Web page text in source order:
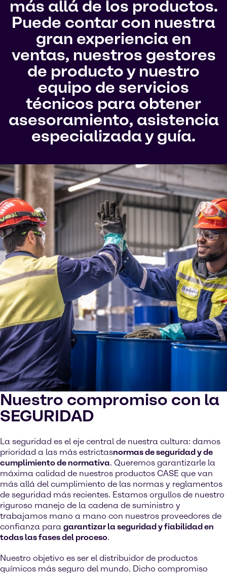
más allá de los productos.
Puede contar con nuestra
gran experiencia en
ventas, nuestros gestores
de producto y nuestro
equipo de servicios
técnicos para obtener
asesoramiento, asistencia
especializada y guía.
Nuestro compromiso con la
SEGURIDAD
La seguridad es el eje central de nuestra cultura: damos
prioridad a las más estrictasnormas de seguridad y de
cumplimiento de normativa. Queremos garantizarle la
máxima calidad de nuestros productos CASE que van
más allá del cumplimiento de las normas y reglamentos
de seguridad más recientes. Estamos orgullos de nuestro
riguroso manejo de la cadena de suministro y
trabajamos mano a mano con nuestros proveedores de
confianza para garantizar la seguridad y fiabilidad en
todas las fases del proceso.
Nuestro objetivo es ser el distribuidor de productos
químicos más seguro del mundo. Dicho compromiso